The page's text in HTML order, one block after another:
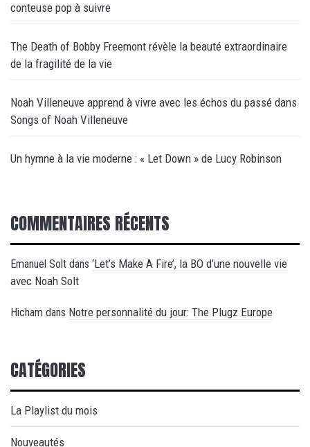
conteuse pop à suivre
The Death of Bobby Freemont révèle la beauté extraordinaire
de la fragilité de la vie
Noah Villeneuve apprend à vivre avec les échos du passé dans
Songs of Noah Villeneuve
Un hymne à la vie moderne : « Let Down » de Lucy Robinson
COMMENTAIRES RÉCENTS
Emanuel Solt dans ‘Let’s Make A Fire’, la BO d’une nouvelle vie
avec Noah Solt
Hicham dans Notre personnalité du jour: The Plugz Europe
CATÉGORIES
La Playlist du mois
Nouveautés